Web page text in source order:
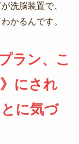
洗脳装置で、
かるんです。
ラン、こ
にされ
に気づ